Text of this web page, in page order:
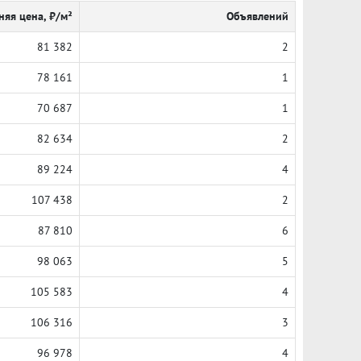
цена, ₽/м² Объявлений
81 382 2
78 161 1
70 687 1
82 634 2
89 224 4
107 438 2
87 810 6
98 063 5
105 583 4
106 316 3
96 978 4